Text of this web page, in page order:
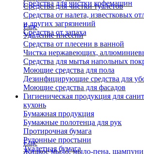
Средства для чистки кофемашин
Средства для чистки туалетов
Средства от налета, известковых
и других загрязнений
Средства от запаха
Еще
Удаление плесени
Средства от плесени в ванной
Чистка нержавеющих,
Средства для мытья напольных
Моющие средства для пола
Дезинфицирующие средства для
Моющие средства для фасадов
Гигиеническая продукция для
кухонь
Бумажная продукция
Бумажные полотенца для рук
Протирочная бумага
Рулонные простыни
Туалетная бумага
Еще
Жидкое мыло, мыло-пена,